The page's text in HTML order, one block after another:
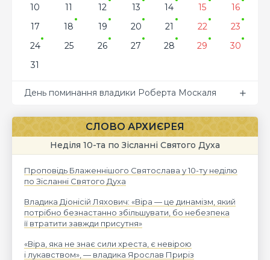
10
11 12 13 14 15
16
17
18 19 20 21 22
23
24
25 26 27 28 29
30
31
День поминання владики Роберта Москаля
СЛОВО АРХИЄРЕЯ
Неділя 10-та по Зісланні Святого Духа
Проповідь Блаженнішого Святослава у 10-ту неділю
по Зісланні Святого Духа
Владика Діонісій Ляхович: «Віра — це динамізм, який
потрібно безнастанно збільшувати, бо небезпека
її втратити завжди присутня»
«Віра, яка не знає сили хреста, є невірою
і лукавством», — владика Ярослав Приріз